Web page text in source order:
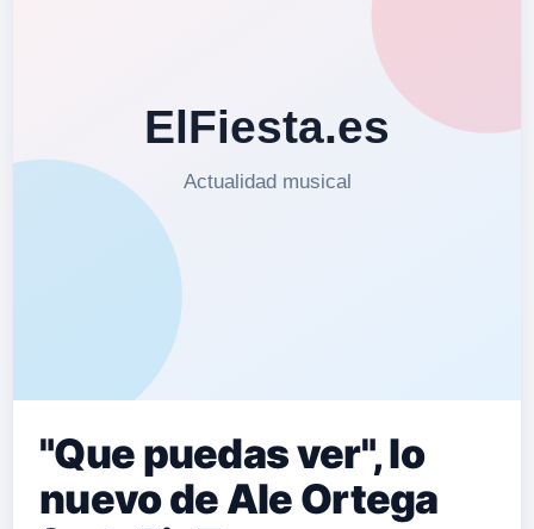
"Que puedas ver", lo
nuevo de Ale Ortega